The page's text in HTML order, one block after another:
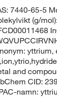
7440-65-5
(g/
and
CID:
namn: